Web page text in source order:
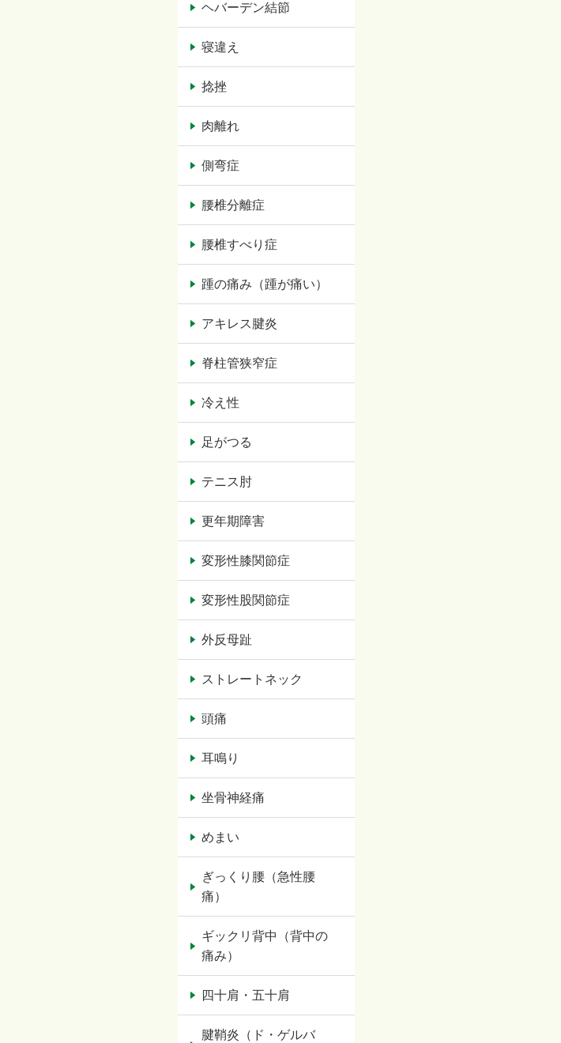
ヘバーデン結節
寝違え
捻挫
肉離れ
側弯症
腰椎分離症
腰椎すべり症
踵の痛み（踵が痛い）
アキレス腱炎
脊柱管狭窄症
冷え性
足がつる
テニス肘
更年期障害
変形性膝関節症
変形性股関節症
外反母趾
ストレートネック
頭痛
耳鳴り
坐骨神経痛
めまい
ぎっくり腰（急性腰
痛）
ギックリ背中（背中の
痛み）
四十肩・五十肩
腱鞘炎（ド・ゲルバ